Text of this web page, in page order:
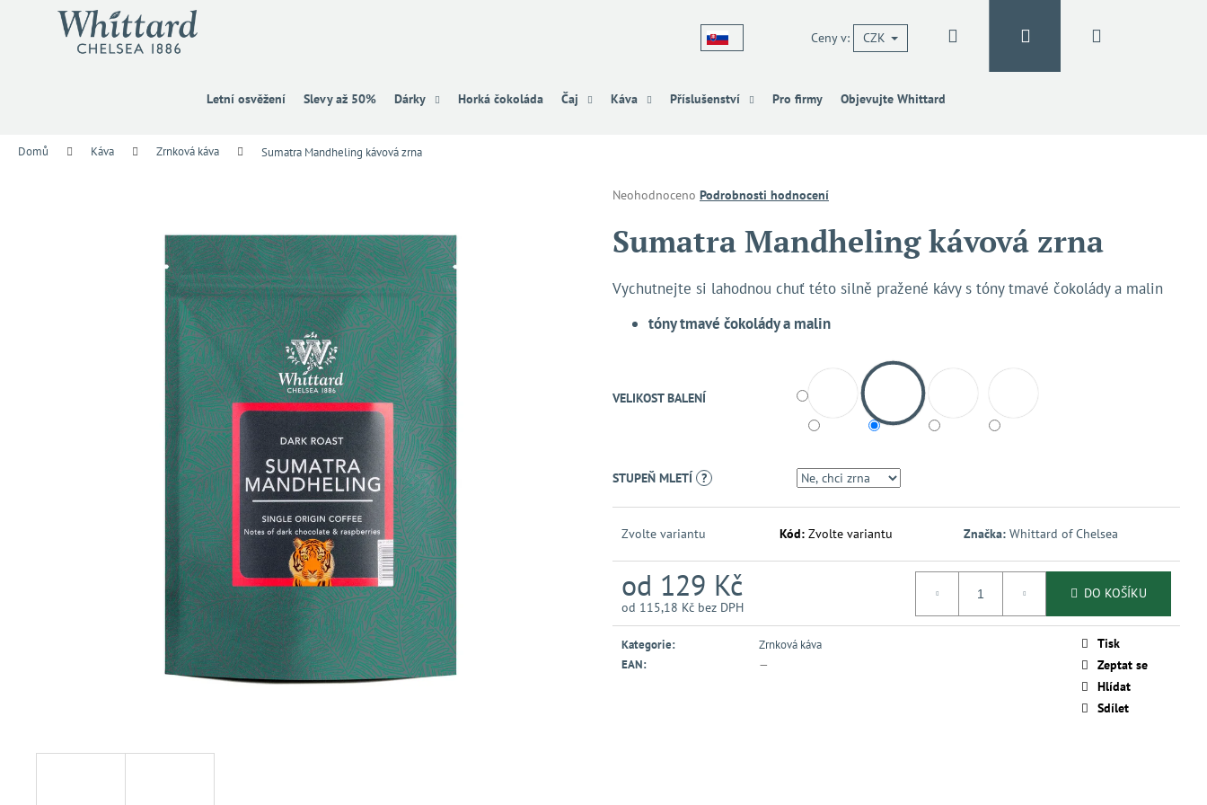
Letní osvěžení Slevy až 50% Dárky Horká čokoláda Čaj Káva Příslušenství Pro firmy Objevujte Whittard
Ceny v: CZK Přihlášení
Domů Káva Zrnková káva Sumatra Mandheling kávová zrna
Průměrné
produktu
je
z
5
hvězdiček.
Neohodnoceno Podrobnosti hodnocení
Sumatra Mandheling kávová zrna
Vychutnejte si lahodnou chuť této silně pražené kávy s tóny tmavé čokolády a malin
tóny tmavé čokolády a malin
VELIKOST BALENÍ
STUPEŇ MLETÍ ?
Zvolte variantu Kód: Zvolte variantu Značka: Whittard of Chelsea
od 129 Kč
od 115,18 Kč bez DPH
Měrná
cena:
DO KOŠÍKU
Kategorie:
Zrnková káva
EAN: —
Tisk
Zeptat se
Hlídat
Sdílet
Zpět
Zpět
Co potřebujete najít?